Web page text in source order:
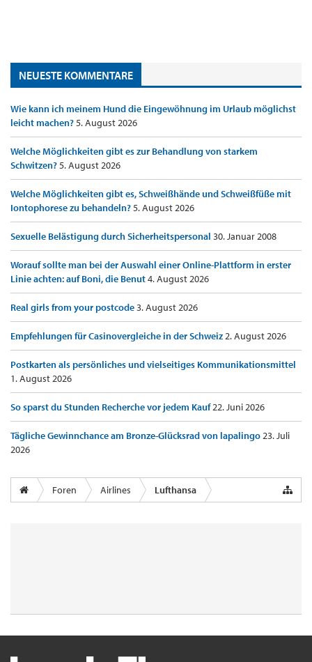
NEUESTE KOMMENTARE
Wie kann ich meinem Hund die Eingewöhnung im Urlaub möglichst
leicht machen?5. August 2026
Welche Möglichkeiten gibt es zur Behandlung von starkem
Schwitzen?5. August 2026
Welche Möglichkeiten gibt es, Schweißhände und Schweißfüße mit
Iontophorese zu behandeln?5. August 2026
Sexuelle Belästigung durch Sicherheitspersonal 30. Januar 2008
Worauf sollte man bei der Auswahl einer Online-Plattform in erster
Linie achten: auf Boni, die Benut4. August 2026
Real girls from your postcode3. August 2026
Empfehlungen für Casinovergleiche in der Schweiz2. August 2026
Postkarten als persönliches und vielseitiges Kommunikationsmittel
1. August 2026
So sparst du Stunden Recherche vor jedem Kauf22. Juni 2026
Tägliche Gewinnchance am Bronze-Glücksrad von lapalingo23. Juli
2026
Foren Airlines Lufthansa